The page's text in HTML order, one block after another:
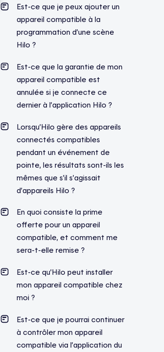
Est-ce que je peux ajouter un
appareil compatible à la
programmation d’une scène
Hilo ?
Est-ce que la garantie de mon
appareil compatible est
annulée si je connecte ce
dernier à l’application Hilo ?
Lorsqu’Hilo gère des appareils
connectés compatibles
pendant un événement de
pointe, les résultats sont-ils les
mêmes que s’il s’agissait
d’appareils Hilo ?
En quoi consiste la prime
offerte pour un appareil
compatible, et comment me
sera-t-elle remise ?
Est-ce qu’Hilo peut installer
mon appareil compatible chez
moi ?
Est-ce que je pourrai continuer
à contrôler mon appareil
compatible via l’application du